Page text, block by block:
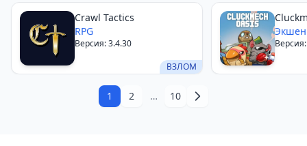
ВЗЛОМ
Crawl Tactics
RPG
Версия: 3.4.30
1 2 … 10